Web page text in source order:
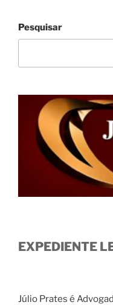
Pesquisar
EXPEDIENTE
Júlio Prates é